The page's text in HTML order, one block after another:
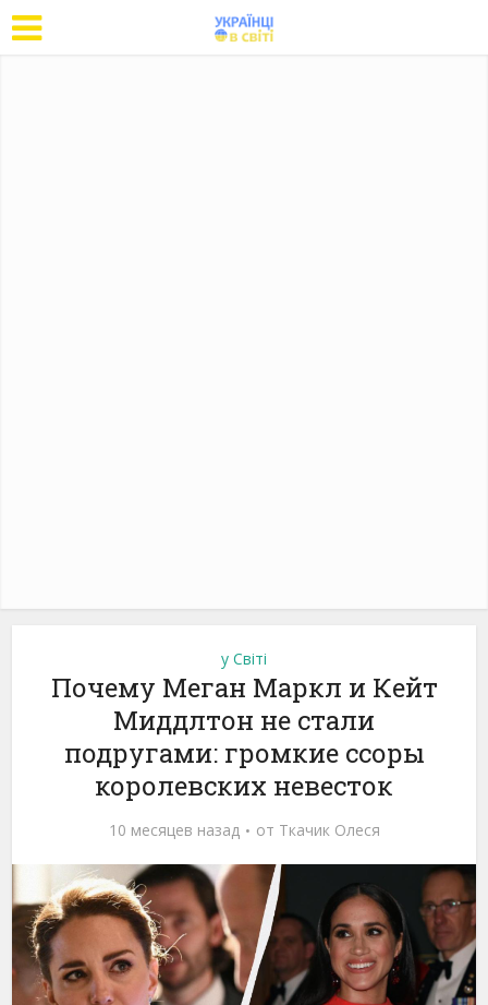
у Світі
Почему Меган Маркл и Кейт
Миддлтон не стали
подругами: громкие ссоры
королевских невесток
10 месяцев назад от Ткачик Олеся